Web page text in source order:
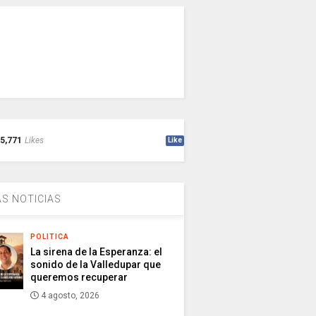
5,771 Likes Like
NOTICIAS
POLITICA
La sirena de la Esperanza: el
sonido de la Valledupar que
queremos recuperar
4 agosto, 2026